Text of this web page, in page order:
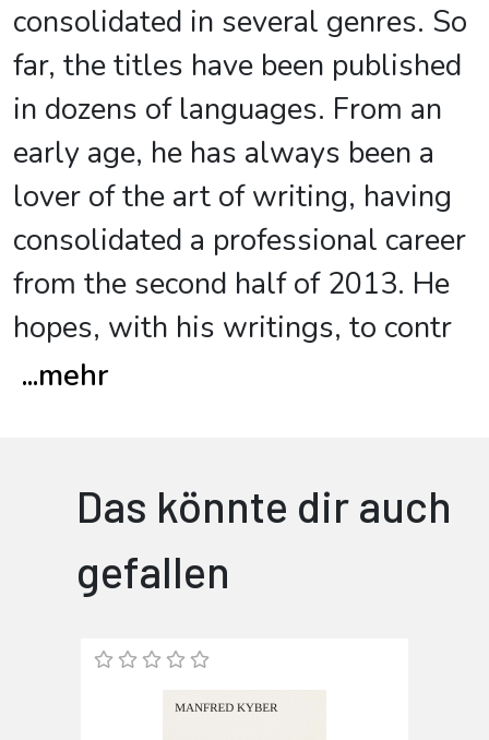
consolidated in several genres. So
far, the titles have been published
in dozens of languages. From an
early age, he has always been a
lover of the art of writing, having
consolidated a professional career
from the second half of 2013. He
hopes, with his writings, to contr
...mehr
Das könnte dir auch
gefallen